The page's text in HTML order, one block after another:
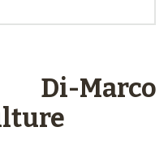
Di-Marco